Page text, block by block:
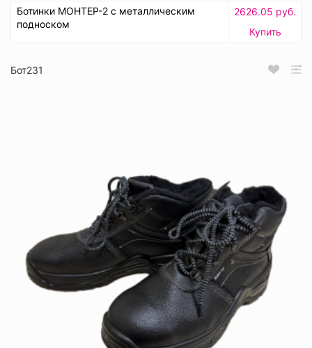
Ботинки МОНТЕР-2 с металлическим
подноском
2626.05 руб.
Купить
Бот231